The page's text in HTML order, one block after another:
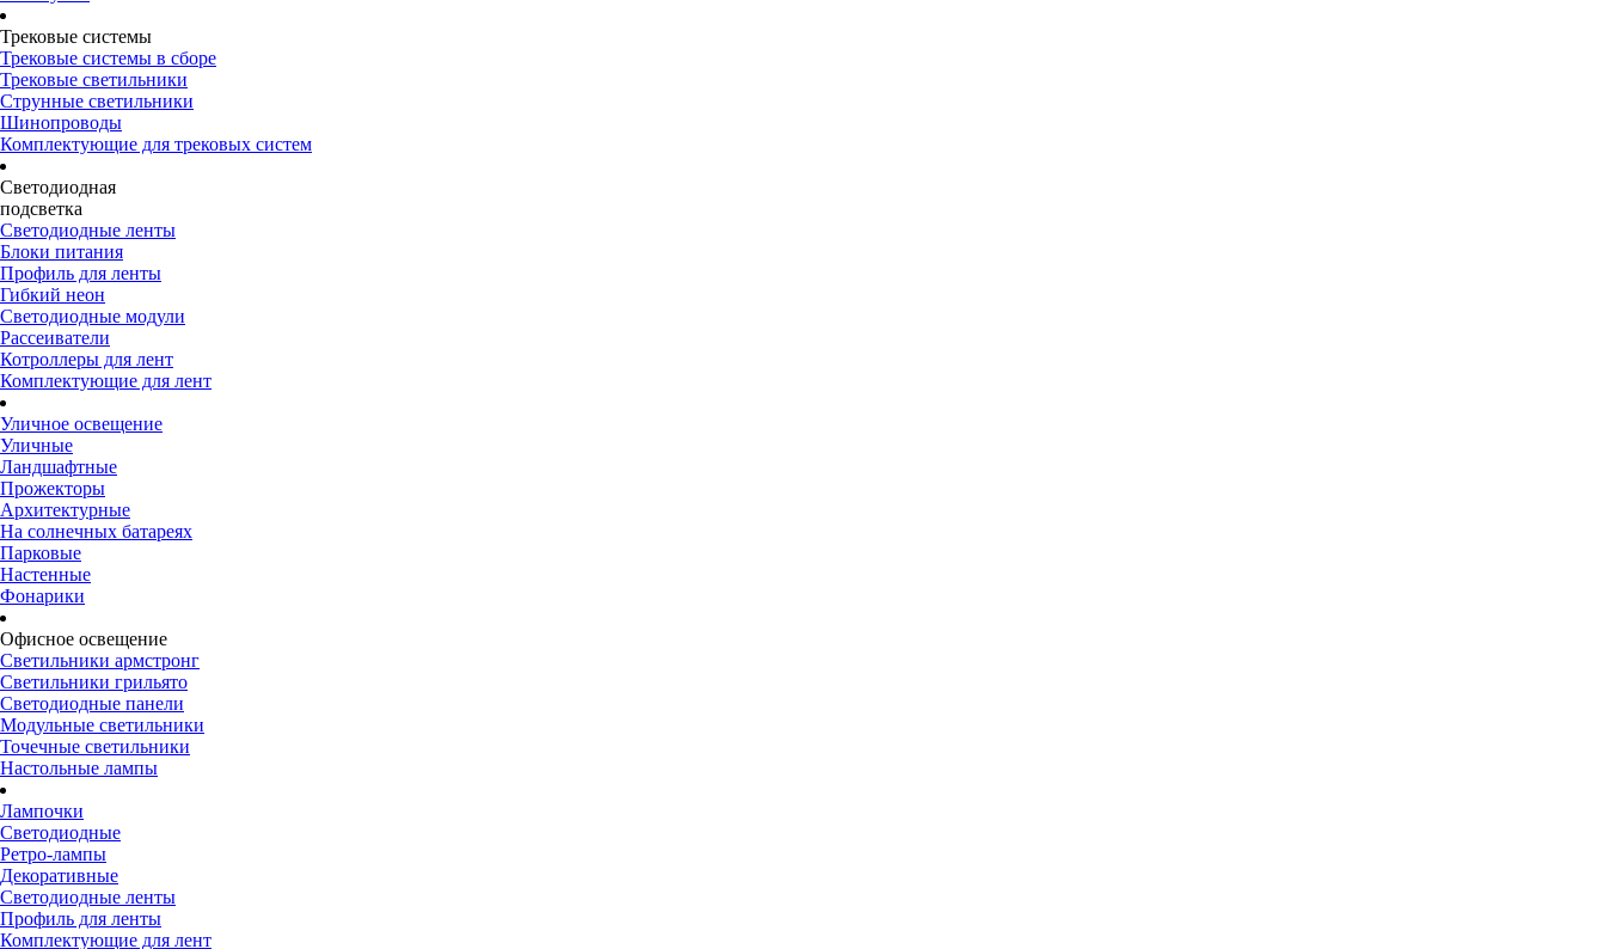
Трековые системы
Трековые системы в сборе
Трековые светильники
Струнные светильники
Шинопроводы
Комплектующие для трековых систем
Светодиодная
подсветка
Светодиодные ленты
Блоки питания
Профиль для ленты
Гибкий неон
Светодиодные модули
Рассеиватели
Котроллеры для лент
Комплектующие для лент
Уличное освещение
Уличные
Ландшафтные
Прожекторы
Архитектурные
На солнечных батареях
Парковые
Настенные
Фонарики
Офисное освещение
Светильники армстронг
Светильники грильято
Светодиодные панели
Модульные светильники
Точечные светильники
Настольные лампы
Лампочки
Светодиодные
Ретро-лампы
Декоративные
Светодиодные ленты
Профиль для ленты
Комплектующие для лент